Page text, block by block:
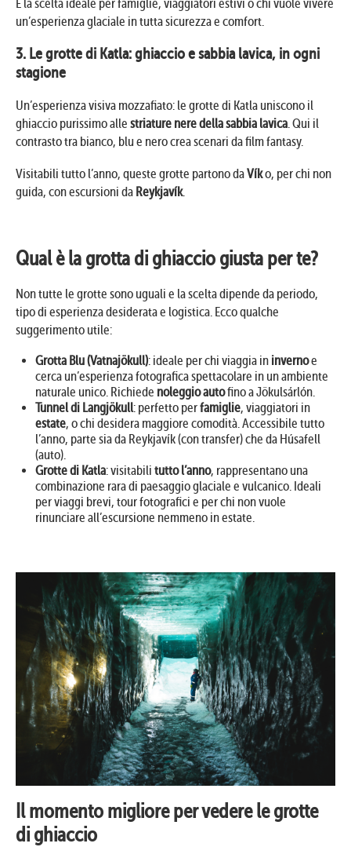
È la scelta ideale per famiglie, viaggiatori estivi o chi vuole vivere
un’esperienza glaciale in tutta sicurezza e comfort.
3. Le grotte di Katla: ghiaccio e sabbia lavica, in ogni
stagione
Un’esperienza visiva mozzafiato: le grotte di Katla uniscono il
ghiaccio purissimo alle striature nere della sabbia lavica. Qui il
contrasto tra bianco, blu e nero crea scenari da film fantasy.
Visitabili tutto l’anno, queste grotte partono daVíko, per chi non
guida, con escursioni da Reykjavík.
Qual è la grotta di ghiaccio giusta per te?
Non tutte le grotte sono uguali e la scelta dipende da periodo,
tipo di esperienza desiderata e logistica. Ecco qualche
suggerimento utile:
Grotta Blu (Vatnajökull): ideale per chi viaggia in invernoe
cerca un’esperienza fotografica spettacolare in un ambiente
naturale unico. Richiede noleggio autofino a Jökulsárlón.
Tunnel di Langjökull: perfetto perfamiglie, viaggiatori in
estate, o chi desidera maggiore comodità. Accessibile tutto
l’anno, parte sia da Reykjavík (con transfer) che da Húsafell
(auto).
Grotte di Katla: visitabili tutto l’anno, rappresentano una
combinazione rara di paesaggio glaciale e vulcanico. Ideali
per viaggi brevi, tour fotografici e per chi non vuole
rinunciare all’escursione nemmeno in estate.
Il momento migliore per vedere le grotte
di ghiaccio